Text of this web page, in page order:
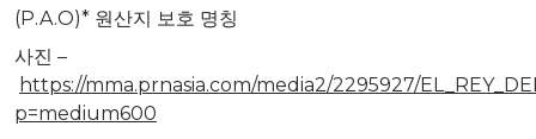
(P.A.O)* 원산지 보호 명칭
사진 –
https://mma.prnasia.com/media2/2295927/
p=medium600